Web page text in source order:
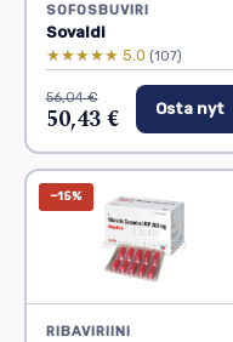
SOFOSBUVIRI
Sovaldi
★★★★★ 5.0 (107)
56,04 €
50,43 € Osta nyt
−15%
RIBAVIRIINI